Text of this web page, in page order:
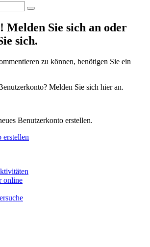
Sie sich an oder
sich.
zu können, benötigen Sie ein
Melden Sie sich hier an.
Benutzerkonto erstellen.
erstellen
online